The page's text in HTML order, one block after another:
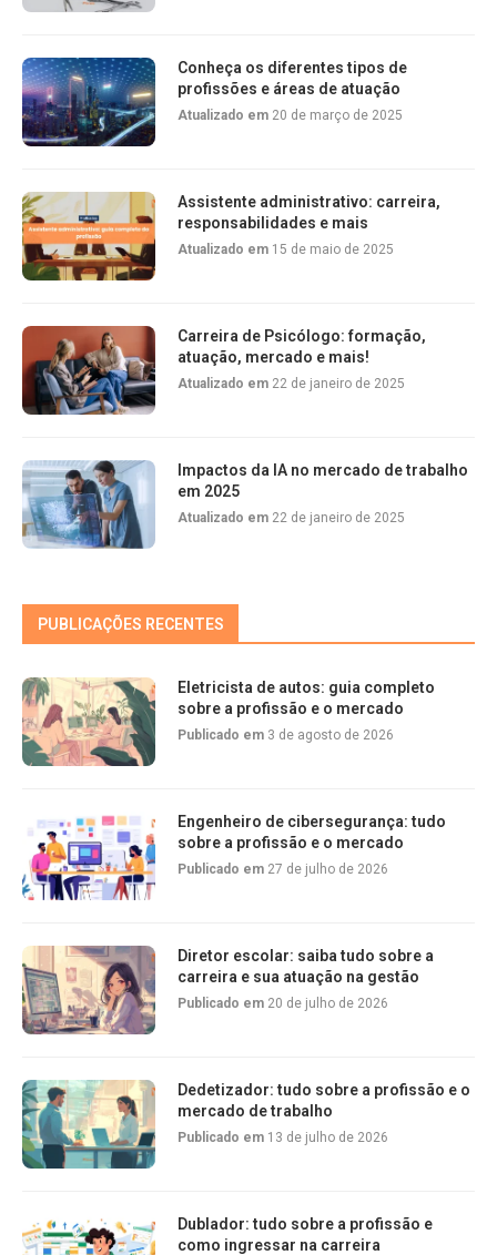
Conheça os diferentes tipos de
profissões e áreas de atuação
Atualizado em 20 de março de 2025
Assistente administrativo: carreira,
responsabilidades e mais
Atualizado em 15 de maio de 2025
Carreira de Psicólogo: formação,
atuação, mercado e mais!
Atualizado em 22 de janeiro de 2025
Impactos da IA no mercado de trabalho
em 2025
Atualizado em 22 de janeiro de 2025
PUBLICAÇÕES RECENTES
Eletricista de autos: guia completo
sobre a profissão e o mercado
Publicado em 3 de agosto de 2026
Engenheiro de cibersegurança: tudo
sobre a profissão e o mercado
Publicado em 27 de julho de 2026
Diretor escolar: saiba tudo sobre a
carreira e sua atuação na gestão
Publicado em 20 de julho de 2026
Dedetizador: tudo sobre a profissão e o
mercado de trabalho
Publicado em 13 de julho de 2026
Dublador: tudo sobre a profissão e
como ingressar na carreira